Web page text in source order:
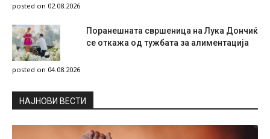
posted on 02.08.2026
Поранешната свршеница на Лука Дончиќ
се откажа од тужбата за алиментација
posted on 04.08.2026
НAЈНОВИ ВЕСТИ